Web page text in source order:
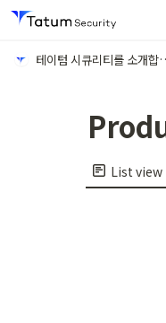
테이텀
List view